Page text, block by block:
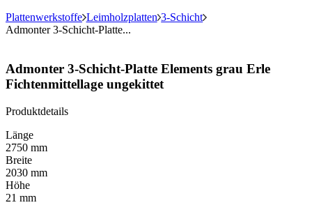
Plattenwerkstoffe Leimholzplatten 3-Schicht
Admonter 3-Schicht-Platte...
Admonter 3-Schicht-Platte Elements grau Erle
Fichtenmittellage ungekittet
Produktdetails
Länge
2750 mm
Breite
2030 mm
Höhe
21 mm